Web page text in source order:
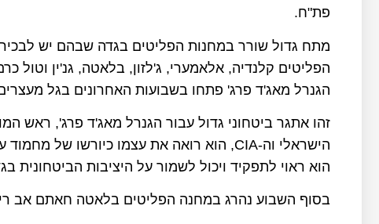
פת"ח.
מתח גדול שורר במחנות הפליטים בגדה שבהם יש
הפליטים קלנדיה, אלאמערי, ג'לזון, בלאטה, גנ'ין וטול
הגנרל מאג'ד פרג' פתחו בשבועות האחרונים בגל
זהו אתגר ביטחוני גדול עבור הגנרל מאג'ד פרג', ראש
הישראלי וה-CIA, הוא רואה את עצמו כיורשו של מחמוד
הוא ראוי לתפקיד ויכול לשמור על היציבות הביטחונית
בסוף השבוע נהרג במחנה הפליטים בלאטה חאתם אב